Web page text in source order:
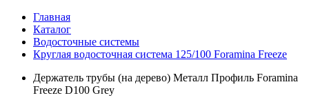
Главная
Каталог
Водосточные системы
Круглая водосточная система 125/100 Foramina Freeze
Держатель трубы (на дерево) Металл Профиль Foramina
Freeze D100 Grey